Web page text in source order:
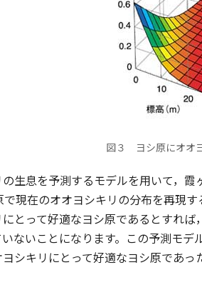
図３ ヨシ原にオオ
生息を予測するモデルを用いて，
で現在のオオヨシキリの分布を再現
とって好適なヨシ原であるとすれ
ないことになります。この予測モ
シキリにとって好適なヨシ原であ